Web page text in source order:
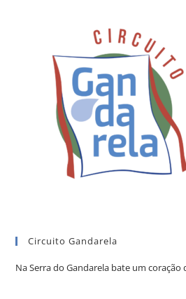
Circuito Gandarela
Na Serra do Gandarela bate um coração